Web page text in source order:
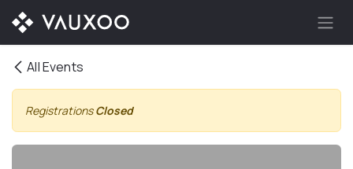
Skip to Content
All Events
RegistrationsClosed